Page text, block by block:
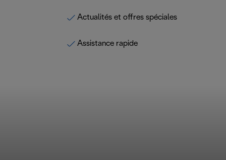
Actualités et offres spéciales
Assistance rapide